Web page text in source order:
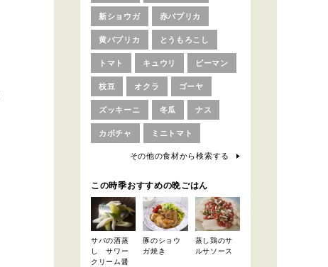
新ショウガ 赤パプリカ
黄パプリカ とうもろこし
トマト キュウリ ピーマン
枝豆 オクラ ゴーヤ
ズッキーニ 冬瓜 ナス
カボチャ ミニトマト
その他の食材から検索する
この時季おすすめの晩ごはん
サバの酒蒸
し サワー
クリーム醤
豚のショウ
ガ焼き
蒸し鶏のサ
ルサソース